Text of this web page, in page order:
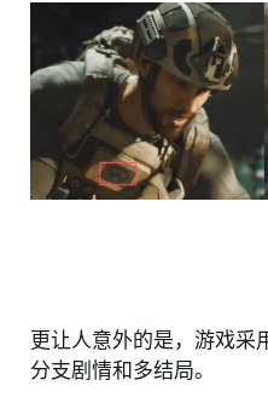
更让人意外的是，游戏采
分支剧情和多结局。